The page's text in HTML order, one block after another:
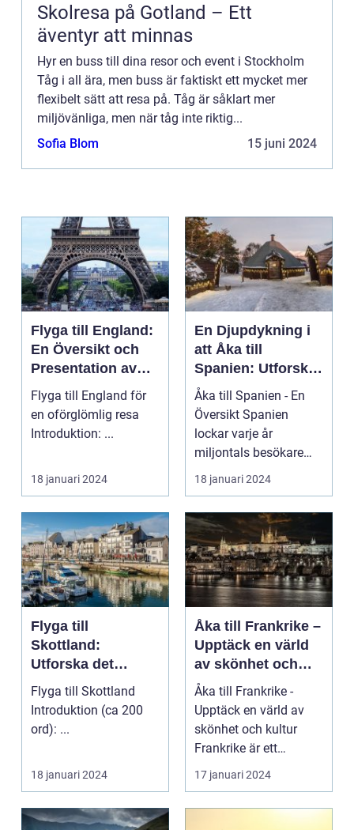
Skolresa på Gotland – Ett
äventyr att minnas
Hyr en buss till dina resor och event i Stockholm
Tåg i all ära, men buss är faktiskt ett mycket mer
flexibelt sätt att resa på. Tåg är såklart mer
miljövänliga, men när tåg inte riktig...
Sofia Blom
15 juni 2024
Flyga till England:
En Översikt och
Presentation av
Resmöjligheter
Flyga till England för
en oförglömlig resa
Introduktion: ...
18 januari 2024
En Djupdykning i
att Åka till
Spanien: Utforska
det
Mångfacetterade
Spanien
Åka till Spanien - En
Översikt Spanien
lockar varje år
miljontals besökare
med sina fantastiska
str...
18 januari 2024
Flyga till
Skottland:
Utforska det
majestätiska
landet
Flyga till Skottland
Introduktion (ca 200
ord): ...
18 januari 2024
Åka till Frankrike –
Upptäck en värld
av skönhet och
kultur
Åka till Frankrike -
Upptäck en värld av
skönhet och kultur
Frankrike är ett
fantastiskt land som
17 januari 2024